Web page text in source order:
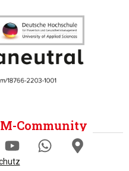
Community